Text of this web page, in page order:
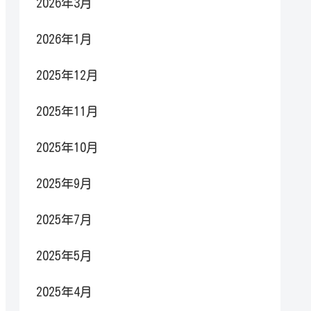
2026年3月
2026年1月
2025年12月
2025年11月
2025年10月
2025年9月
2025年7月
2025年5月
2025年4月